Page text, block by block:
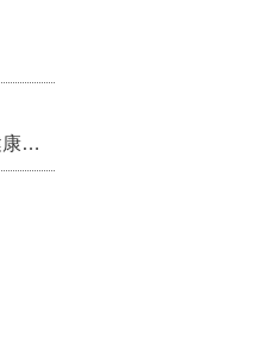
苗栗農村綠色照顧成果登上全國舞台！ 後龍水尾、埔頂社區前進2026高齡健康產業博覽會